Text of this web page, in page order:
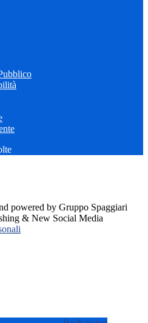
powered by Gruppo Spaggiari
& New Social Media